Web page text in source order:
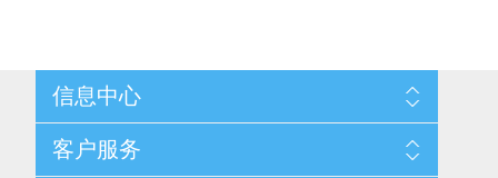
信息中心
配送与退换政策
客户服务